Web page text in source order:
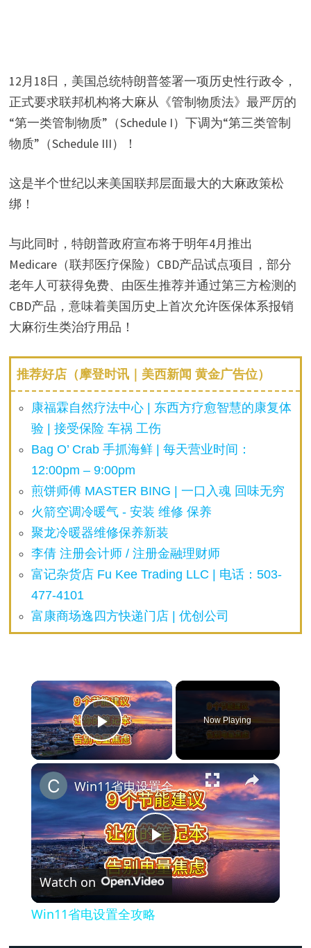
12月18日，美国总统特朗普签署一项历史性行政令，
正式要求联邦机构将大麻从《管制物质法》最严厉的
“第一类管制物质”（Schedule I）下调为“第三类管制
物质”（Schedule III）！
这是半个世纪以来美国联邦层面最大的大麻政策松
绑！
与此同时，特朗普政府宣布将于明年4月推出
Medicare（联邦医疗保险）CBD产品试点项目，部分
老年人可获得免费、由医生推荐并通过第三方检测的
CBD产品，意味着美国历史上首次允许医保体系报销
大麻衍生类治疗用品！
推荐好店（摩登时讯｜美西新闻 黄金广告位）
康福霖自然疗法中心 | 东西方疗愈智慧的康复体
验 | 接受保险 车祸 工伤
Bag O’ Crab 手抓海鲜 | 每天营业时间：
12:00pm – 9:00pm
煎饼师傅 MASTER BING | 一口入魂 回味无穷
火箭空调冷暖气 - 安装 维修 保养
聚龙冷暖器维修保养新装
李倩 注册会计师 / 注册金融理财师
富记杂货店 Fu Kee Trading LLC | 电话：503-
477-4101
富康商场逸四方快递门店 | 优创公司
×
Play Video
Now Playing
×
P
l
Win11省电设置全攻略
Watch on
Win11省电设置全攻略